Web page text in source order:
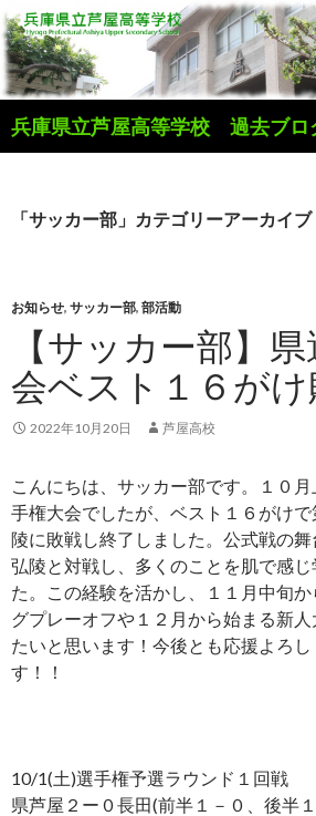
兵庫県立芦屋高等学校 過去ブロ
索
ン
キ
「サッカー部」カテゴリーアーカイブ
お知らせ, サッカー部, 部活動
【サッカー部】
会ベスト１６がけ
2022年10月20日 芦屋高校
こんにちは、サッカー部です。１０
手権大会でしたが、ベスト１６がけ
陵に敗戦し終了しました。公式戦の
弘陵と対戦し、多くのことを肌で感じ
た。この経験を活かし、１１月中旬
グプレーオフや１２月から始まる新
たいと思います！今後とも応援よろし
す！！
10/1(土)選手権予選ラウンド１回戦
県芦屋２ー０長田(前半１－０、後半